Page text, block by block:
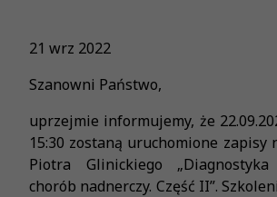
21 wrz 2022
Szanowni Państwo,
uprzejmie informujemy, że
15:30 zostaną uruchomione zapisy
Piotra Glinickiego
chorób nadnerczy. Część II”.